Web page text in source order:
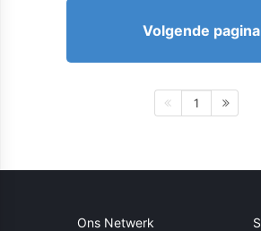
Volgende pagina
1
Ons Netwerk